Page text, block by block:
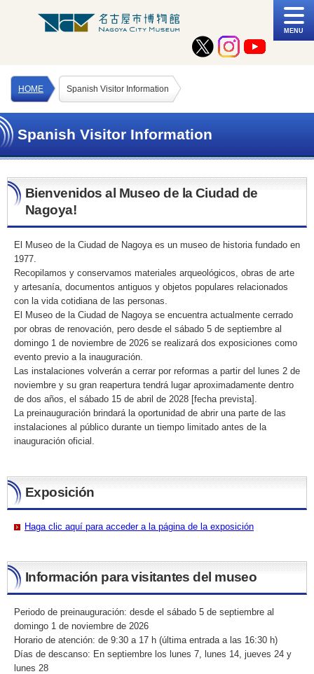
MENU
HOME Spanish Visitor Information
Spanish Visitor Information
Bienvenidos al Museo de la Ciudad de
Nagoya!
El Museo de la Ciudad de Nagoya es un museo de historia fundado en
1977.
Recopilamos y conservamos materiales arqueológicos, obras de arte
y artesanía, documentos antiguos y objetos populares relacionados
con la vida cotidiana de las personas.
El Museo de la Ciudad de Nagoya se encuentra actualmente cerrado
por obras de renovación, pero desde el sábado 5 de septiembre al
domingo 1 de noviembre de 2026 se realizará dos exposiciones como
evento previo a la inauguración.
Las instalaciones volverán a cerrar por reformas a partir del lunes 2 de
noviembre y su gran reapertura tendrá lugar aproximadamente dentro
de dos años, el sábado 15 de abril de 2028 [fecha prevista].
La preinauguración brindará la oportunidad de abrir una parte de las
instalaciones al público durante un tiempo limitado antes de la
inauguración oficial.
Exposición
Haga clic aquí para acceder a la página de la exposición
Información para visitantes del museo
Periodo de preinauguración: desde el sábado 5 de septiembre al
domingo 1 de noviembre de 2026
Horario de atención: de 9:30 a 17 h (última entrada a las 16:30 h)
Días de descanso: En septiembre los lunes 7, lunes 14, jueves 24 y
lunes 28